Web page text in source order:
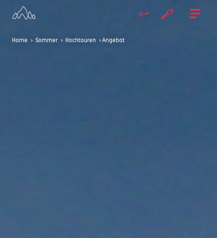
Home > Sommer > Hochtouren > Angebot